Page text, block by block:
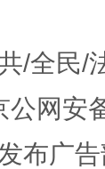
/全民/
网安
布广